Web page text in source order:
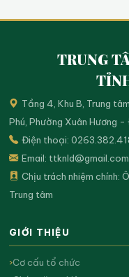
TRUNG
Tầng 4, Khu B, Trung
Phú, Phường Xuân Hương
Điện thoại:
Email: ttknld@gmail.com
Chịu trách nhiệm chính:
Trung tâm
GIỚI THIỆU
Cơ cấu tổ chức